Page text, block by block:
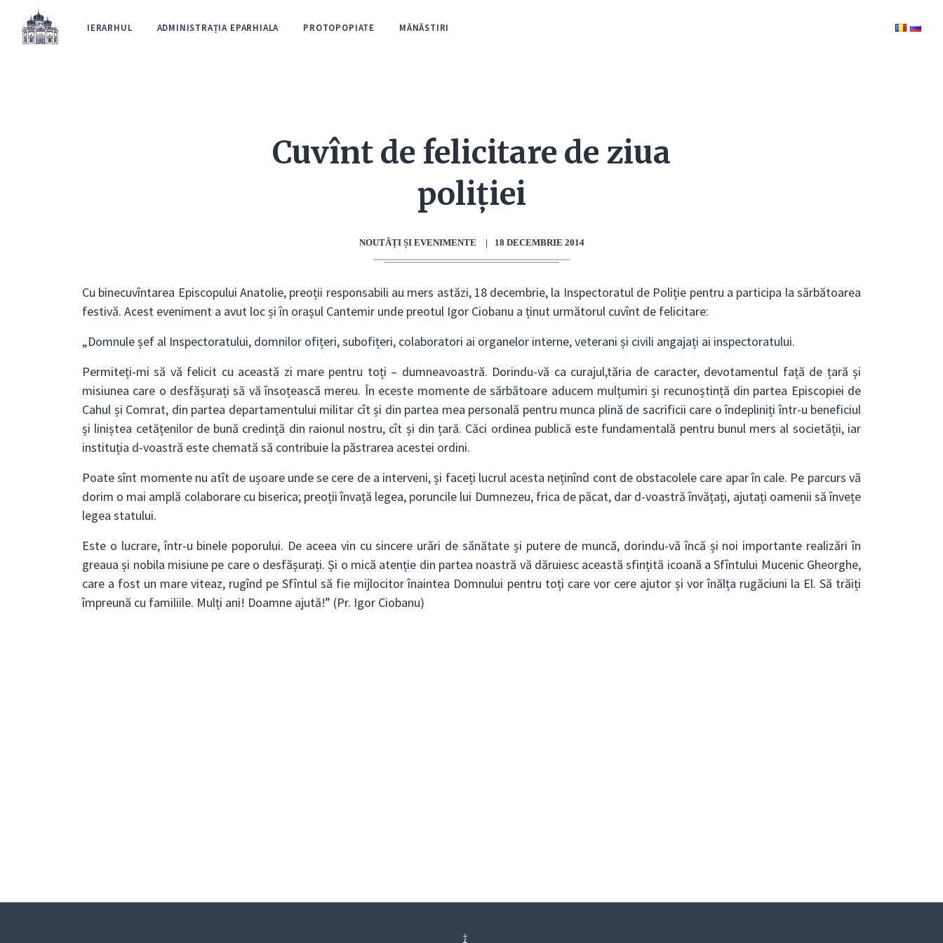
IERARHUL ADMINISTRAȚIA EPARHIALA PROTOPOPIATE MĂNĂSTIRI
Cuvînt de felicitare de ziua
poliției
NOUTĂȚI ȘI EVENIMENTE | 18 DECEMBRIE 2014
Cu binecuvîntarea Episcopului Anatolie, preoții responsabili au mers astăzi, 18 decembrie, la Inspectoratul de Poliție pentru a participa la sărbătoarea
festivă. Acest eveniment a avut loc și în orașul Cantemir unde preotul Igor Ciobanu a ținut următorul cuvînt de felicitare:
„Domnule șef al Inspectoratului, domnilor ofițeri, subofițeri, colaboratori ai organelor interne, veterani și civili angajați ai inspectoratului.
Permiteți-mi să vă felicit cu această zi mare pentru toți – dumneavoastră. Dorindu-vă ca curajul,tăria de caracter, devotamentul față de țară și
misiunea care o desfășurați să vă însoțească mereu. În eceste momente de sărbătoare aducem mulțumiri și recunoștință din partea Episcopiei de
Cahul și Comrat, din partea departamentului militar cît și din partea mea personală pentru munca plină de sacrificii care o îndepliniți într-u beneficiul
și liniștea cetățenilor de bună credință din raionul nostru, cît și din țară. Căci ordinea publică este fundamentală pentru bunul mers al societății, iar
instituția d-voastră este chemată să contribuie la păstrarea acestei ordini.
Poate sînt momente nu atît de ușoare unde se cere de a interveni, și faceți lucrul acesta neținînd cont de obstacolele care apar în cale. Pe parcurs vă
dorim o mai amplă colaborare cu biserica; preoții învață legea, poruncile lui Dumnezeu, frica de păcat, dar d-voastră învățați, ajutați oamenii să învețe
legea statului.
Este o lucrare, într-u binele poporului. De aceea vin cu sincere urări de sănătate și putere de muncă, dorindu-vă încă și noi importante realizări în
greaua și nobila misiune pe care o desfășurați. Și o mică atenție din partea noastră vă dăruiesc această sfințită icoană a Sfîntului Mucenic Gheorghe,
care a fost un mare viteaz, rugînd pe Sfîntul să fie mijlocitor înaintea Domnului pentru toți care vor cere ajutor și vor înălța rugăciuni la El. Să trăiți
împreună cu familiile. Mulți ani! Doamne ajută!” (Pr. Igor Ciobanu)